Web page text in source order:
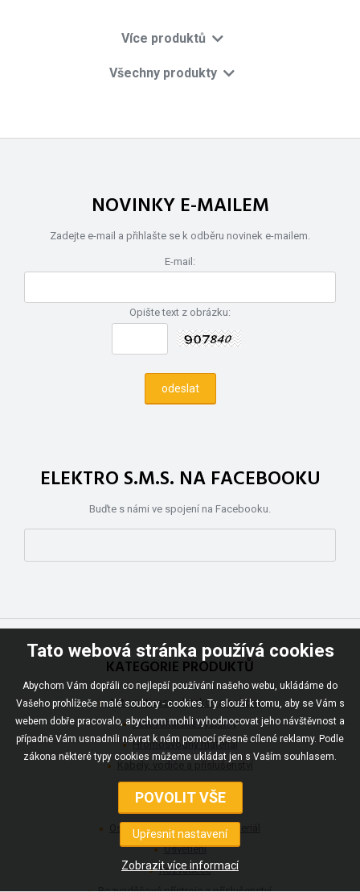
Více produktů
Všechny produkty
Tato webová stránka používá cookies
Abychom Vám dopřáli co nejlepší používání našeho webu, ukládáme do
Vašeho prohlížeče malé soubory - cookies. Ty slouží k tomu, aby se Vám s
webem dobře pracovalo, abychom mohli vyhodnocovat jeho návštěvnost a
případně Vám usnadnili návrat k nám pomocí přesně cílené reklamy. Podle
zákona některé typy cookies můžeme ukládat jen s Vaším souhlasem.
NOVINKY E-MAILEM
Zadejte e-mail a přihlašte se k odběru novinek e-mailem.
E-mail:
Opište text z obrázku:
ELEKTRO S.M.S. NA FACEBOOKU
Buďte s námi ve spojení na Facebooku.
KATEGORIE PRODUKTŮ
Automatizace, detekce a pohony
Fotovoltaické systémy
Hromosvodný materiál
Kabely, vodiče a příslušenství
Komunikace
Nářadí a měřící přístroje
Ostatní elektroinstalační materiál
Osvětlení
Rozvaděče